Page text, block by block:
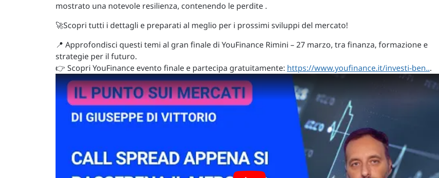
mostrato una notevole resilienza, contenendo le perdite .
🚀Scopri tutti i dettagli e preparati al meglio per i prossimi sviluppi del mercato!
📍 Approfondisci questi temi al gran finale di YouFinance Rimini – 27 marzo, tra finanza, formazione e
strategie per il futuro.
👉 Scopri YouFinance evento finale e partecipa gratuitamente: https://www.youfinance.it/investi-ben...